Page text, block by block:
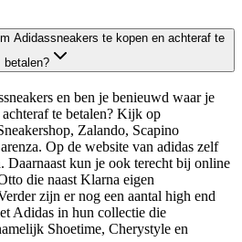
Adidassneakers te kopen en achteraf te
betalen?
en ben je benieuwd waar je
te betalen? Kijk op
Zalando, Scapino
Op de website van adidas zelf
Daarnaast kun je ook terecht bij online
die naast Klarna eigen
zijn er nog een aantal high end
Adidas in hun collectie die
Shoetime, Cherystyle en